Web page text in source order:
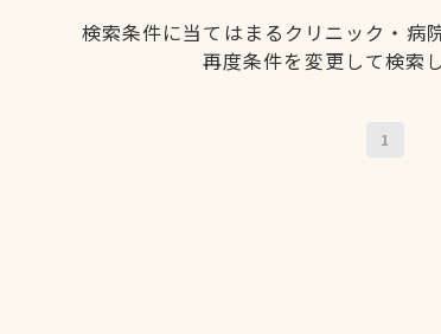
検索条件に当てはまるクリニック・病
再度条件を変更して検索
1